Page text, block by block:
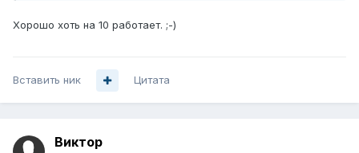
Хорошо хоть на 10 работает. ;-)
Вставить ник Цитата
Виктор